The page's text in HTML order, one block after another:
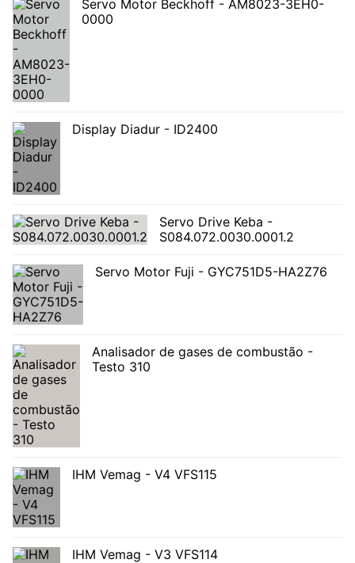
Servo Motor Beckhoff - AM8023-3EH0-
0000
Display Diadur - ID2400
Servo Drive Keba -
S084.072.0030.0001.2
Servo Motor Fuji - GYC751D5-HA2Z76
Analisador de gases de combustão -
Testo 310
IHM Vemag - V4 VFS115
IHM Vemag - V3 VFS114